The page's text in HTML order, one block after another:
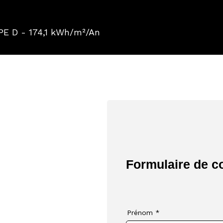
D - 174,1 kWh/m²/An
Formulaire de
Prénom